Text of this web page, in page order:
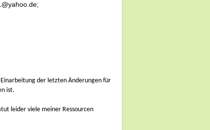
Einarbeitung der letzten Änderungen für
ist.
leider viele meiner Ressourcen